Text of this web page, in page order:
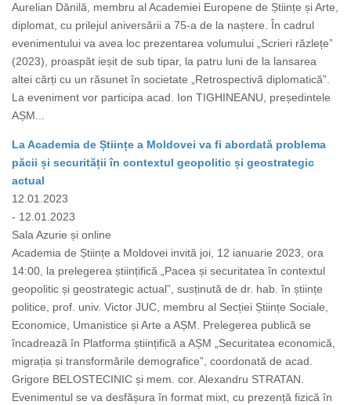
Aurelian Dănilă, membru al Academiei Europene de Științe și Arte,
diplomat, cu prilejul aniversării a 75-a de la naștere. În cadrul
evenimentului va avea loc prezentarea volumului „Scrieri răzlețe”
(2023), proaspăt ieșit de sub tipar, la patru luni de la lansarea
altei cărți cu un răsunet în societate „Retrospectivă diplomatică”.
La eveniment vor participa acad. Ion TIGHINEANU, președintele
AȘM...
La Academia de Științe a Moldovei va fi abordată problema
păcii și securității în contextul geopolitic și geostrategic
actual
12.01.2023
- 12.01.2023
Sala Azurie și online
Academia de Științe a Moldovei invită joi, 12 ianuarie 2023, ora
14:00, la prelegerea științifică „Pacea și securitatea în contextul
geopolitic și geostrategic actual”, susținută de dr. hab. în științe
politice, prof. univ. Victor JUC, membru al Secției Științe Sociale,
Economice, Umanistice și Arte a AȘM. Prelegerea publică se
încadrează în Platforma științifică a AȘM „Securitatea economică,
migrația și transformările demografice”, coordonată de acad.
Grigore BELOSTECINIC și mem. cor. Alexandru STRATAN.
Evenimentul se va desfășura în format mixt, cu prezență fizică în